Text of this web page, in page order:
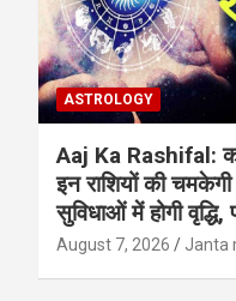
ASTROLOGY
Aaj Ka Rashifal:
इन राशियों की
सुविधाओं में होगी
August 7, 2026 Janta